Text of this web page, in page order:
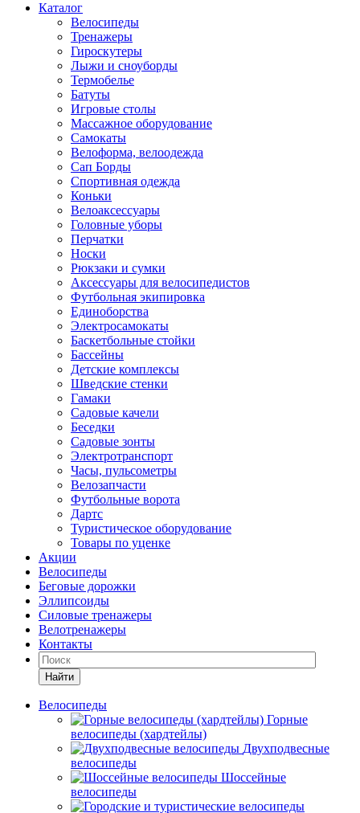
Каталог
Велосипеды
Тренажеры
Гироскутеры
Лыжи и сноуборды
Термобелье
Батуты
Игровые столы
Массажное оборудование
Самокаты
Велоформа, велоодежда
Сап Борды
Спортивная одежда
Коньки
Велоаксессуары
Головные уборы
Перчатки
Носки
Рюкзаки и сумки
Аксессуары для велосипедистов
Футбольная экипировка
Единоборства
Электросамокаты
Баскетбольные стойки
Бассейны
Детские комплексы
Шведские стенки
Гамаки
Садовые качели
Беседки
Садовые зонты
Электротранспорт
Часы, пульсометры
Велозапчасти
Футбольные ворота
Дартс
Туристическое оборудование
Товары по уценке
Акции
Велосипеды
Беговые дорожки
Эллипсоиды
Силовые тренажеры
Велотренажеры
Контакты
Найти
Велосипеды
Горные
велосипеды (хардтейлы)
Двухподвесные
велосипеды
Шоссейные
велосипеды